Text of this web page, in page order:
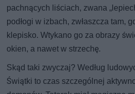
pachnących liściach, zwana
podłogi w izbach, zwłaszcza tam,
klepisko. Wtykano go za obrazy
okien, a nawet w strzechę.
Skąd taki zwyczaj? Według
Świątki to czas szczególnej